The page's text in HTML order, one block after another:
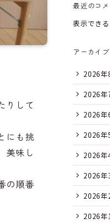
りして
にも挑
美味し
の順番
最近のコ
表示でき
アーカイブ
2026年
2026年
2026年
2026年
2026年
2026年
2026年
2026年